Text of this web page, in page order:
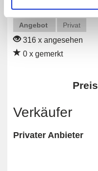
Angebot Privat
316 x angesehen
0 x gemerkt
Preis
Verkäufer
Privater Anbieter